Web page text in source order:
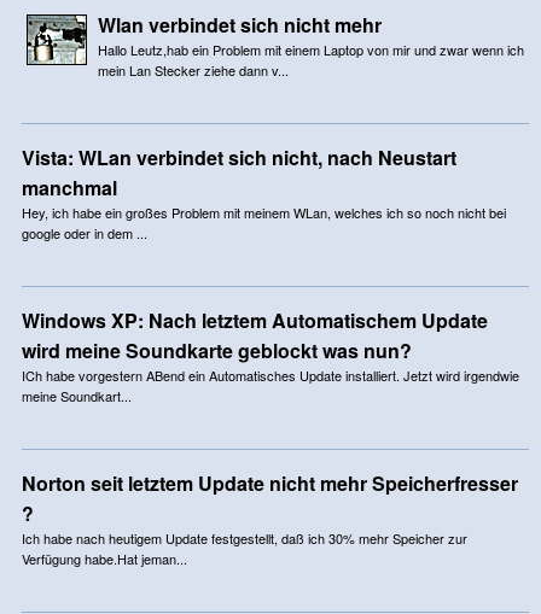
Wlan verbindet sich nicht mehr
Hallo Leutz,hab ein Problem mit einem Laptop von mir und zwar wenn ich
mein Lan Stecker ziehe dann v...
Vista: WLan verbindet sich nicht, nach Neustart
manchmal
Hey, ich habe ein großes Problem mit meinem WLan, welches ich so noch nicht bei
google oder in dem ...
Windows XP: Nach letztem Automatischem Update
wird meine Soundkarte geblockt was nun?
ICh habe vorgestern ABend ein Automatisches Update installiert. Jetzt wird irgendwie
meine Soundkart...
Norton seit letztem Update nicht mehr Speicherfresser
?
Ich habe nach heutigem Update festgestellt, daß ich 30% mehr Speicher zur
Verfügung habe.Hat jeman...